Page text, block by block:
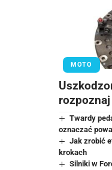
MOTO
Twardy
oznaczać
Jak zrobić
krokach
Silniki w